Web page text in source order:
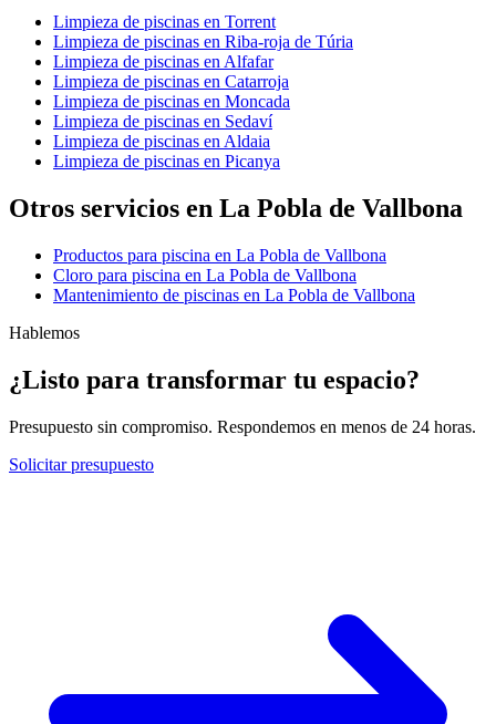
Limpieza de piscinas en Torrent
Limpieza de piscinas en Riba-roja de Túria
Limpieza de piscinas en Alfafar
Limpieza de piscinas en Catarroja
Limpieza de piscinas en Moncada
Limpieza de piscinas en Sedaví
Limpieza de piscinas en Aldaia
Limpieza de piscinas en Picanya
Otros servicios en La Pobla de Vallbona
Productos para piscina en La Pobla de Vallbona
Cloro para piscina en La Pobla de Vallbona
Mantenimiento de piscinas en La Pobla de Vallbona
Hablemos
¿Listo para transformar tu espacio?
Presupuesto sin compromiso. Respondemos en menos de 24 horas.
Solicitar presupuesto